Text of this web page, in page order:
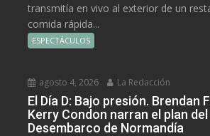
transmitía en vivo al exterior de un
comida rápida...
ESPECTÁCULOS
agosto 4, 2026 La Redacción
El Día D: Bajo presión. Brendan
Kerry Condon narran el plan del
Desembarco de Normandía